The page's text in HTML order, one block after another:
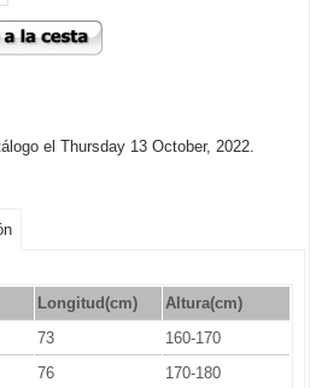
el Thursday 13 October, 2022.
Longitud(cm)
Altura(cm)
73
160-170
76
170-180